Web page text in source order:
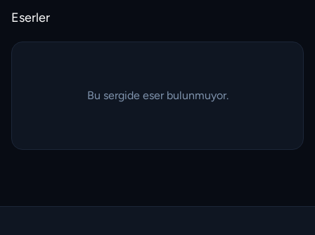
Eserler
Bu sergide eser bulunmuyor.